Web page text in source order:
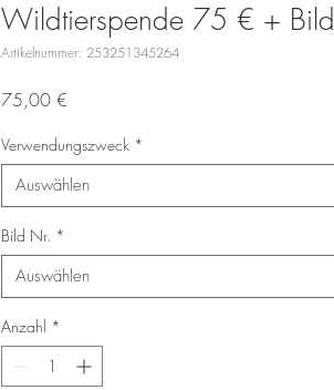
Wildtierspende 75 € + Bild
Artikelnummer: 253251345264
75,00 €
Verwendungszweck *
Auswählen
Bild Nr. *
Auswählen
Anzahl *